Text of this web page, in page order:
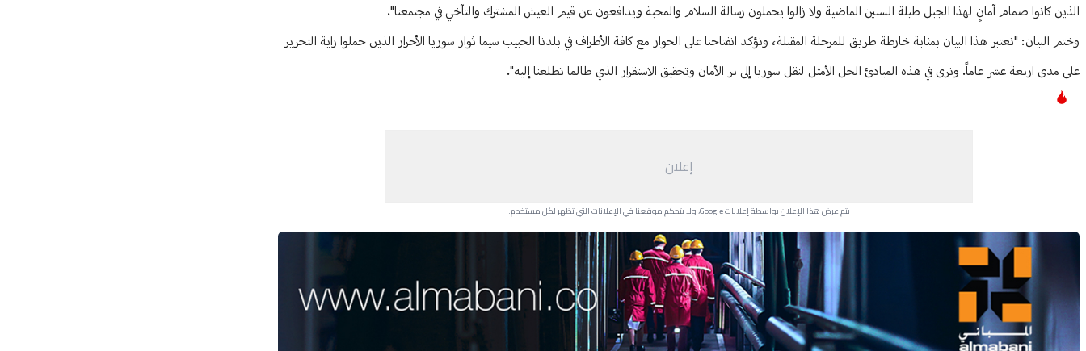
الذين كانوا صمام آمانٍ لهذا الجبل طيلة السنين الماضية ولا زالوا يحملون رسالة السلام والمحبة ويدافعون عن قيم العيش المشترك والتآخي في مجتمعنا".
وختم البيان: "نعتبر هذا البيان بمثابة خارطة طريق للمرحلة المقبلة، ونؤكد انفتاحنا على الحوار مع كافة الأطراف في بلدنا الحبيب سيما ثوار سوريا الأحرار الذين حملوا راية التحرير
على مدى اربعة عشر عاماً. ونرى في هذه المبادئ الحل الأمثل لنقل سوريا إلى بر الأمان وتحقيق الاستقرار الذي طالما تطلعنا إليه".
إعلان
يتم عرض هذا الإعلان بواسطة إعلانات Google، ولا يتحكم موقعنا في الإعلانات التي تظهر لكل مستخدم.
Advertisement Section